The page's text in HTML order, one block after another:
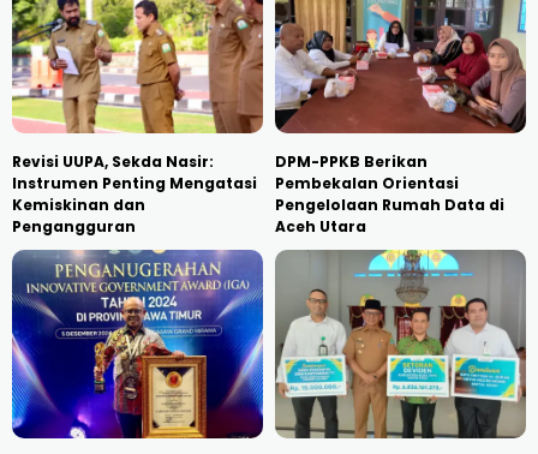
Revisi UUPA, Sekda Nasir:
Instrumen Penting Mengatasi
Kemiskinan dan
Pengangguran
DPM-PPKB Berikan
Pembekalan Orientasi
Pengelolaan Rumah Data di
Aceh Utara